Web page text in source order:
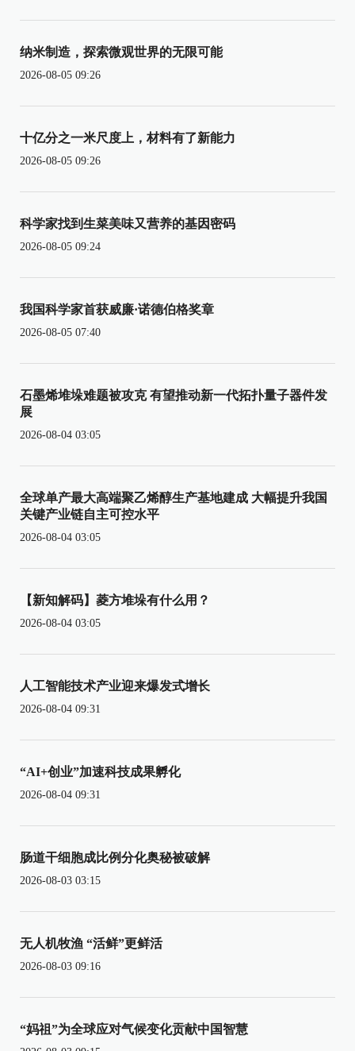
纳米制造，探索微观世界的无限可能
2026-08-05 09:26
十亿分之一米尺度上，材料有了新能力
2026-08-05 09:26
科学家找到生菜美味又营养的基因密码
2026-08-05 09:24
我国科学家首获威廉·诺德伯格奖章
2026-08-05 07:40
石墨烯堆垛难题被攻克 有望推动新一代拓扑量子器件发
展
2026-08-04 03:05
全球单产最大高端聚乙烯醇生产基地建成 大幅提升我国
关键产业链自主可控水平
2026-08-04 03:05
【新知解码】菱方堆垛有什么用？
2026-08-04 03:05
人工智能技术产业迎来爆发式增长
2026-08-04 09:31
“AI+创业”加速科技成果孵化
2026-08-04 09:31
肠道干细胞成比例分化奥秘被破解
2026-08-03 03:15
无人机牧渔 “活鲜”更鲜活
2026-08-03 09:16
“妈祖”为全球应对气候变化贡献中国智慧